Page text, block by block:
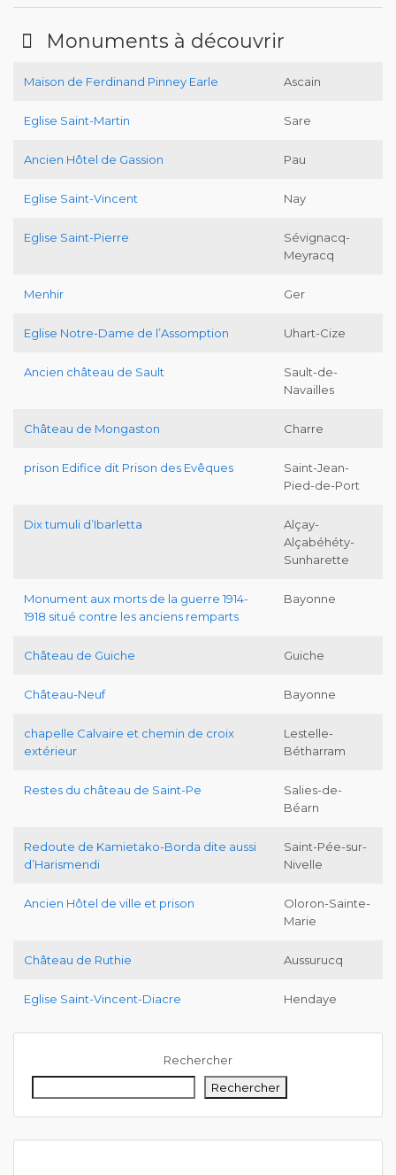
Monuments à découvrir
Maison de Ferdinand Pinney Earle Ascain
Eglise Saint-Martin Sare
Ancien Hôtel de Gassion Pau
Eglise Saint-Vincent Nay
Eglise Saint-Pierre
Sévignacq-
Meyracq
Menhir Ger
Eglise Notre-Dame de l’Assomption Uhart-Cize
Ancien château de Sault
Sault-de-
Navailles
Château de Mongaston Charre
prison Edifice dit Prison des Evêques
Saint-Jean-
Pied-de-Port
Dix tumuli d’Ibarletta
Alçay-
Alçabéhéty-
Sunharette
Monument aux morts de la guerre 1914-
1918 situé contre les anciens remparts
Bayonne
Château de Guiche Guiche
Château-Neuf Bayonne
chapelle Calvaire et chemin de croix
extérieur
Lestelle-
Bétharram
Restes du château de Saint-Pe
Salies-de-
Béarn
Redoute de Kamietako-Borda dite aussi
d’Harismendi
Saint-Pée-sur-
Nivelle
Ancien Hôtel de ville et prison
Oloron-Sainte-
Marie
Château de Ruthie Aussurucq
Eglise Saint-Vincent-Diacre Hendaye
Rechercher
Rechercher